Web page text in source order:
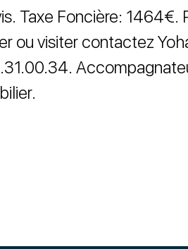
Taxe Foncière: 1464€.
ou visiter contactez